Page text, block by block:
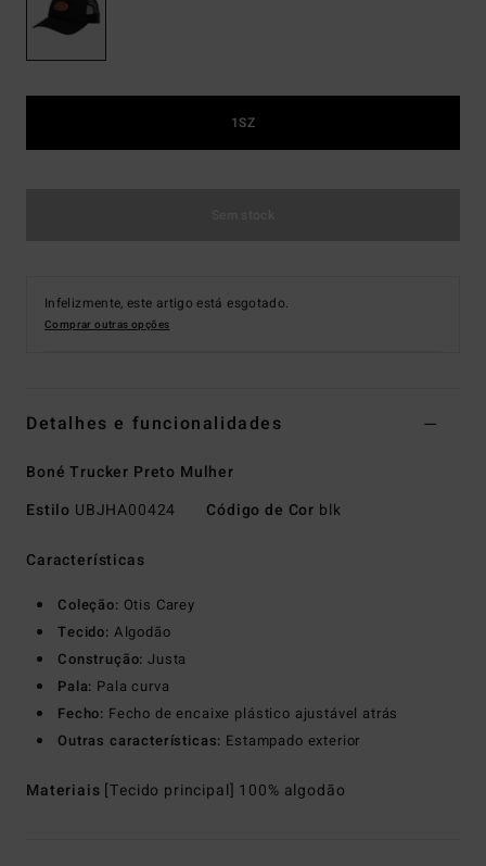
1SZ
Infelizmente, este artigo está esgotado.
Comprar outras opções
Detalhes e funcionalidades
Boné Trucker Preto Mulher
Estilo UBJHA00424 Código de Cor blk
Características
Coleção: Otis Carey
Tecido: Algodão
Construção: Justa
Pala: Pala curva
Fecho: Fecho de encaixe plástico ajustável atrás
Outras características: Estampado exterior
Materiais [Tecido principal] 100% algodão